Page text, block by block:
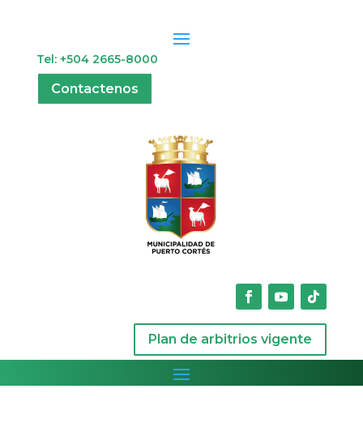
Tel: +504 2665-8000
Contactenos
Plan de arbitrios vigente